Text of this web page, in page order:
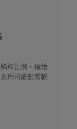
釋比例、環境
均可能影響乾